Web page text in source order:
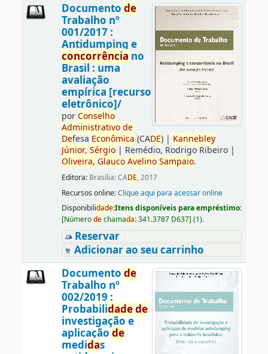
Documento de
Trabalho nº
001/2017 :
Antidumping e
concorrência no
Brasil : uma
avaliação
empírica [recurso
eletrônico]/
porConselho
Administrativo de
Defesa Econômica (CADE)| Kannebley
Júnior, Sérgio| Remédio, Rodrigo Ribeiro|
Oliveira, Glauco Avelino Sampaio.
Editora: Brasília: CADE, 2017
Recursos online:Clique aqui para acessar online
Disponibilidade:Itens disponíveis para empréstimo:
[Númerodechamada:341.3787 D637] (1).
Reservar
Adicionar ao seu carrinho
Documento de
Trabalho nº
002/2019 :
Probabilidadede
investigação e
aplicação de
medidas